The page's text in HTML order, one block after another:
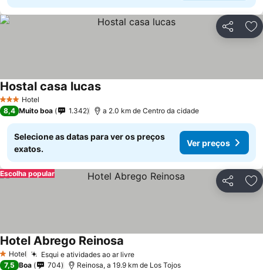
Partilhar
3 EstrelasHotel
Hostal casa lucas
8,4 Muito boa 1.342 a 2.0 km de Centro da cidade
Selecione as datas para ver os preços
exatos.
Ver preços
Partilhar
Escolha popular
1 Estrelas
Hotel Esqui e atividades ao ar livre
Hotel Abrego Reinosa
7,5 Boa 704 Reinosa, a 19.9 km de Los Tojos